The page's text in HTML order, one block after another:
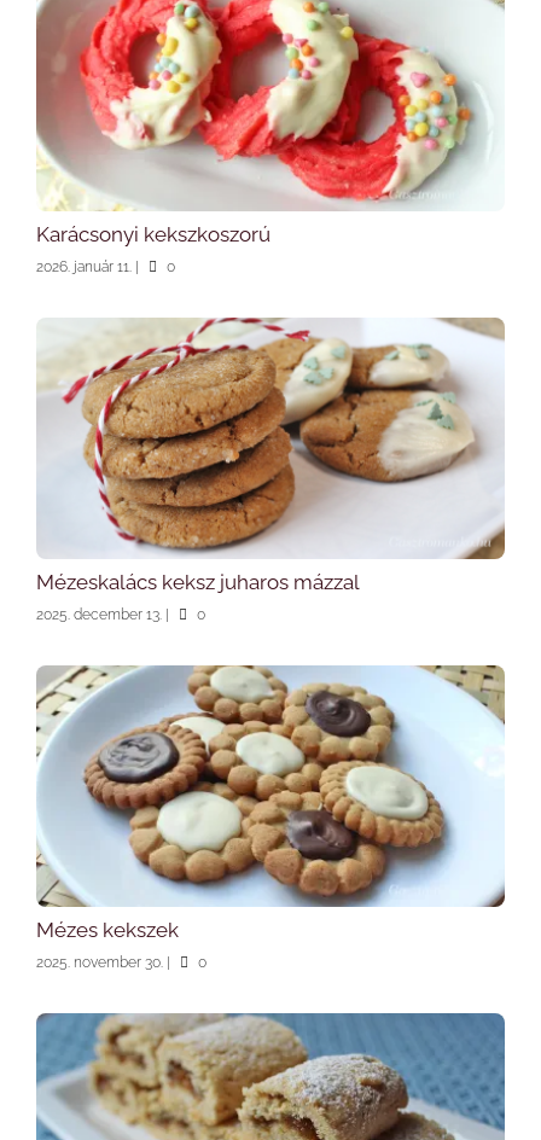
Karácsonyi kekszkoszorú
2026. január 11. | 0
Mézeskalács keksz juharos mázzal
2025. december 13. | 0
Mézes kekszek
2025. november 30. | 0